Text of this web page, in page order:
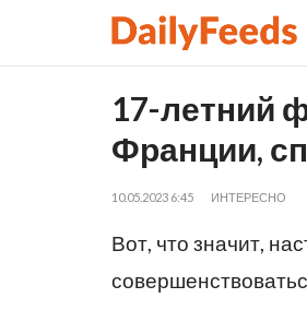
17-летний
Франции,
10.05.2023 6:45 ИНТЕРЕСНО
Вот, что значит,